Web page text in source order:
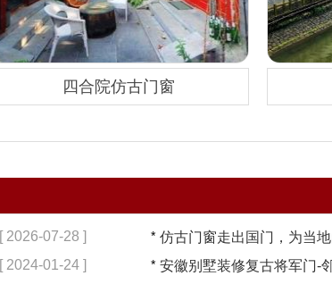
四合院仿古门窗
[ 2026-07-28 ] *
[ 2024-01-24 ] *